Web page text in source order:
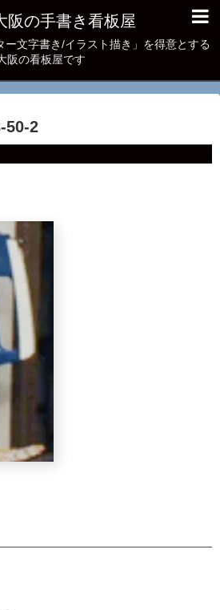
阪の手書き看板屋
ー文字書き/イラスト描き」を得意とする
阪の看板屋です
50-2